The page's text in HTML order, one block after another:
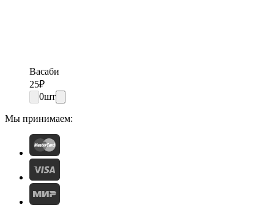
Васаби
25₽
0шт
Мы принимаем: